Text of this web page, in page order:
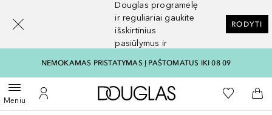
Douglas programėlę
ir reguliariai gaukite
išskirtinius
pasiūlymus ir
RODYTI
NEMOKAMAS PRISTATYMAS Į PAŠTOMATUS IKI 08 09
MeniuAtidaryti meniuĮ mano paskyrą
Į Douglas pagrindinį
Į mano
Į
Grįžk atgal
Vykdykite paiešką
[navigation.slideout.screenreader]